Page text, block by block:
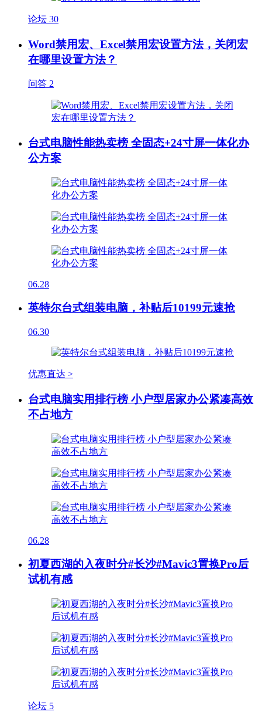
论坛 30
Word禁用宏、Excel禁用宏设置方法，关闭宏
在哪里设置方法？
问答 2
台式电脑性能热卖榜 全固态+24寸屏一体化办
公方案
06.28
英特尔台式组装电脑，补贴后10199元速抢
06.30
优惠直达 >
台式电脑实用排行榜 小户型居家办公紧凑高效
不占地方
06.28
初夏西湖的入夜时分#长沙#Mavic3置换Pro后
试机有感
论坛 5